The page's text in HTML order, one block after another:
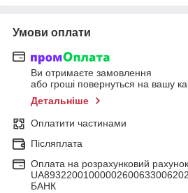
Умови оплати
Ви отримаєте замовлення
або гроші повернуться на вашу
Детальніше
Оплатити частинами
Післяплата
Оплата на розрахунковий
БАНК